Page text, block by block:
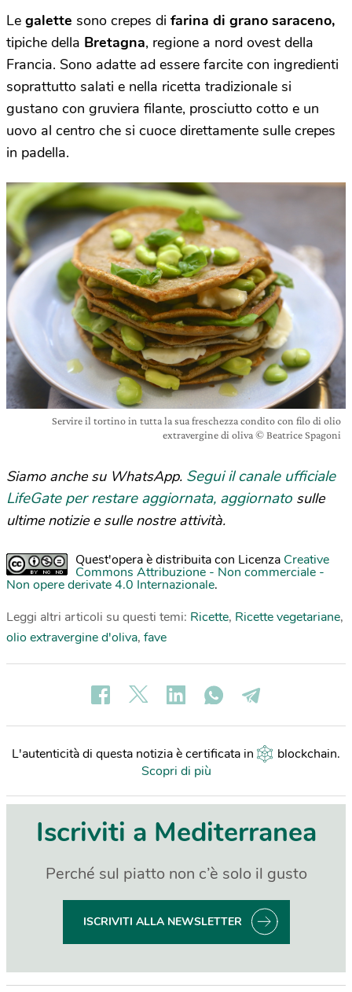
Le galette sono crepes di farina di grano saraceno,
tipiche della Bretagna, regione a nord ovest della
Francia. Sono adatte ad essere farcite con ingredienti
soprattutto salati e nella ricetta tradizionale si
gustano con gruviera filante, prosciutto cotto e un
uovo al centro che si cuoce direttamente sulle crepes
in padella.
Servire il tortino in tutta la sua freschezza condito con filo di olio
extravergine di oliva © Beatrice Spagoni
Siamo anche su WhatsApp. Segui il canale ufficiale
LifeGate per restare aggiornata, aggiornato sulle
ultime notizie e sulle nostre attività.
Quest'opera è distribuita con Licenza Creative
Commons Attribuzione - Non commerciale -
Non opere derivate 4.0 Internazionale.
Leggi altri articoli su questi temi: Ricette, Ricette vegetariane,
olio extravergine d'oliva, fave
L'autenticità di questa notizia è certificata in blockchain.
Scopri di più
Iscriviti a Mediterranea
Perché sul piatto non c’è solo il gusto
ISCRIVITI ALLA NEWSLETTER